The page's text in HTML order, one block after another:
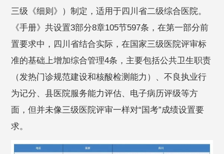
三级《细则》）制定，适用于四川省二级综合医院。
《手册》共设置3部分8章105节597条，在第一部分前
置要求中，四川省结合实际，在国家三级医院评审标
准的基础上增加综合管理4条，主要包括公共卫生职责
（发热门诊规范建设和核酸检测能力）、不良执业行
为记分、县医院服务能力评估、电子病历评级等方
面，但并未像三级医院评审一样对“国考”成绩设置要
求。